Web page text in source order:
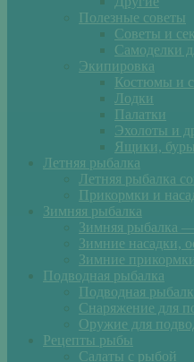
Полезные советы
Советы и
Самоделки
Экипировка
Костюмы и
Лодки
Палатки
Эхолоты и
Ящики,
Летняя рыбалка
Летняя рыбалка
Прикормки и
Зимняя рыбалка
Зимняя рыбалка
Зимние насадки,
Зимние прикормки
Подводная рыбалка
Подводная
Снаряжение для
Оружие для
Рецепты рыбы
Салаты с рыбой